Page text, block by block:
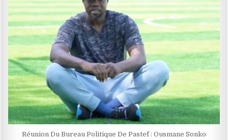
Réunion Du Bureau Politique De Pastef : Ousmane Sonko